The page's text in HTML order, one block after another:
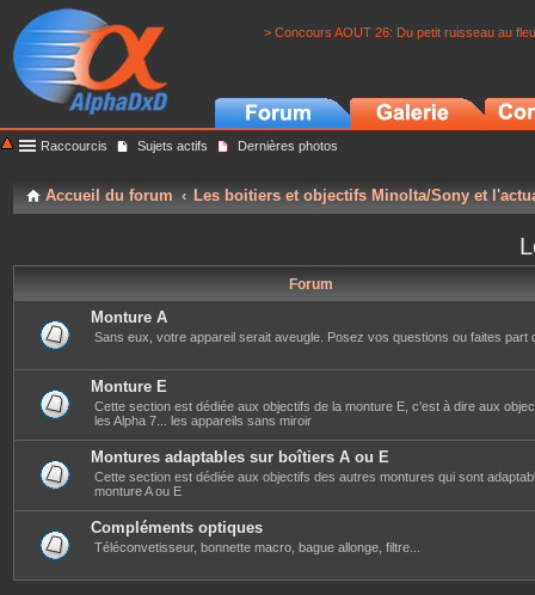
> Concours AOUT 26: Du petit ruisseau au
Raccourcis Sujets actifs Dernières photos
Accueil du forum Les boitiers et objectifs Minolta/Sony et
Forum
Monture A
Sans eux, votre appareil serait aveugle. Posez vos questions ou faites part
Monture E
Cette section est dédiée aux objectifs de la monture E, c'est à dire aux
les Alpha 7... les appareils sans miroir
Montures adaptables sur boîtiers A ou E
Cette section est dédiée aux objectifs des autres montures qui sont
monture A ou E
Compléments optiques
Téléconvetisseur, bonnette macro, bague allonge, filtre...